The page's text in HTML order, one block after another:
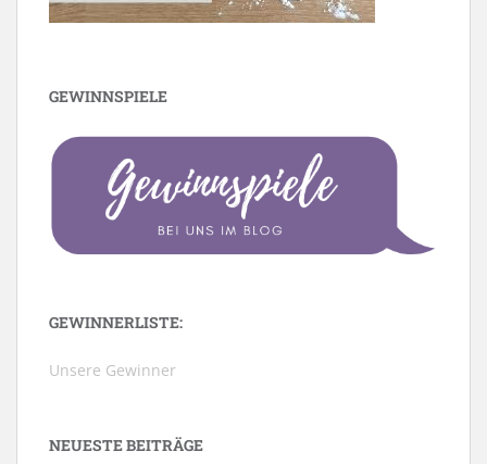
GEWINNSPIELE
GEWINNERLISTE:
Unsere Gewinner
NEUESTE BEITRÄGE